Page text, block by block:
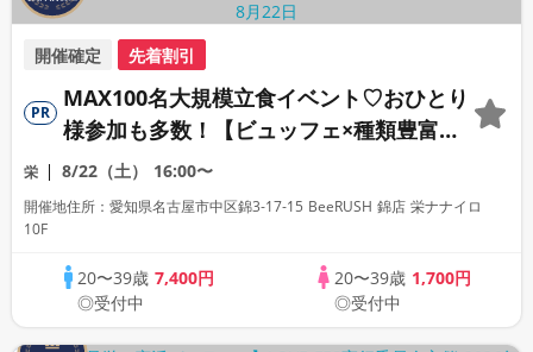
開催確定 先着割引
PR
MAX100名大規模立食イベント♡おひとり
様参加も多数！【ビュッフェ×種類豊富な
フリードリンク♪】【大人の広々ダイニン
グバー貸切】～LOVE FES NAGOYA～
栄 8/22（土） 16:00〜
開催地住所：愛知県名古屋市中区錦3‑17‑15 BeeRUSH 錦店 栄ナナイロ
10F
20〜39歳7,400円
◎受付中
20〜39歳 1,700円
◎受付中